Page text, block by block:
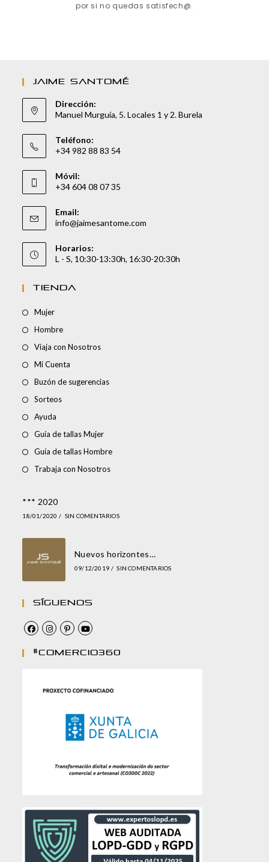
por si no quedas satisfech@.
JAIME SANTOMÉ
Dirección:
Manuel Murguía, 5. Locales 1 y 2. Burela
Teléfono:
+34 982 88 83 54
Móvil:
+34 604 08 07 35
Email:
info@jaimesantome.com
Horarios:
L - S, 10:30-13:30h, 16:30-20:30h
TIENDA
Mujer
Hombre
Viaja con Nosotros
Mi Cuenta
Buzón de sugerencias
Sorteos
Ayuda
Guía de tallas Mujer
Guía de tallas Hombre
Trabaja con Nosotros
*** 2020
18/01/2020 / SIN COMENTARIOS
Nuevos horizontes…
09/12/2019 / SIN COMENTARIOS
Síguenos
#comercio360